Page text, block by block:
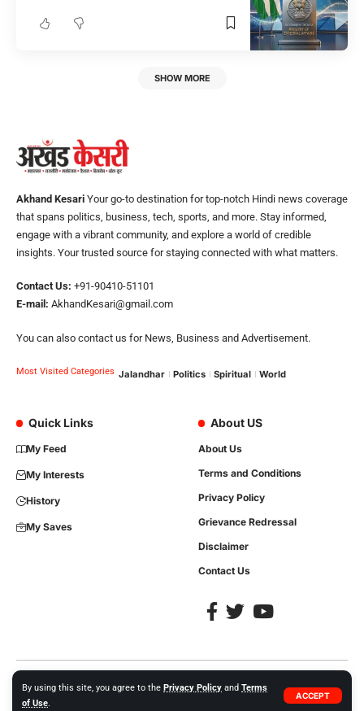
By using this site, you agree to the Privacy Policy and Terms
of Use.
ACCEPT
SHOW MORE
Akhand Kesari Your go-to destination for top-notch Hindi news coverage
that spans politics, business, tech, sports, and more. Stay informed,
engage with a vibrant community, and explore a world of credible
insights. Your trusted source for staying connected with what matters.
Contact Us: +91-90410-51101
E-mail: AkhandKesari@gmail.com
You can also contact us for News, Business and Advertisement.
Most Visited Categories Jalandhar Politics Spiritual World
Quick Links
My Feed
My Interests
History
My Saves
About US
About Us
Terms and Conditions
Privacy Policy
Grievance Redressal
Disclaimer
Contact Us
Copyright © 2023, All Rights are Reserved. Website Developed byiTree